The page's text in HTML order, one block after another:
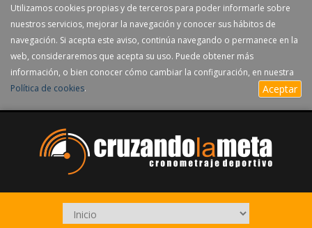
Utilizamos cookies propias y de terceros para poder informarle sobre
nuestros servicios, mejorar la navegación y conocer sus hábitos de
navegación. Si acepta este aviso, continúa navegando o permanece en la
web, consideraremos que acepta su uso. Puede obtener más
información, o bien conocer cómo cambiar la configuración, en nuestra
Política de cookies. Aceptar